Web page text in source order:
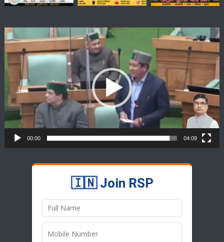
Video
Player
00:00 04:09
🇮🇳 Join RSP